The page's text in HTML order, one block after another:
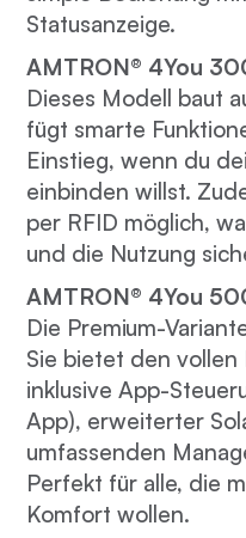
Statusanzeige.
AMTRON® 4You
Dieses Modell baut
fügt smarte
Einstieg, wenn du
einbinden willst.
per RFID möglich,
und die Nutzung
AMTRON® 4You
Die Premium-
Sie bietet den vollen
inklusive App-
App), erweiterter
umfassenden
Perfekt für alle, die
Komfort wollen.